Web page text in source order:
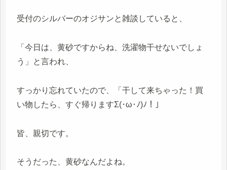
受付のシルバーのオジサンと雑談していると、
「今日は、黄砂ですからね、洗濯物干せないでしょ
う」と言われ、
すっかり忘れていたので、「干して来ちゃった！買
い物したら、すぐ帰りますΣ(･ω･ﾉ)ﾉ！」
皆、親切です。
そうだった、黄砂なんだよね。